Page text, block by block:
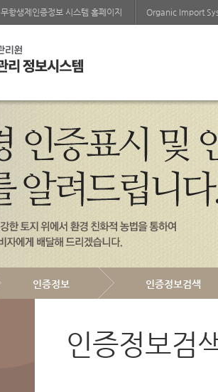
무항생제인증정보 시스템 홈페이지 Organic Import
인증정보 인증정보검색
인증정보검